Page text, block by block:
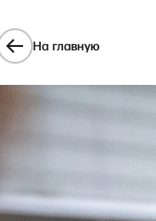
На главную